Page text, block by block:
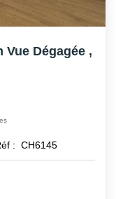
Vue Dégagée ,
: CH6145